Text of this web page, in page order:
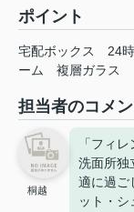
ポイント
宅配ボックス 24
ーム
複層ガラス
担当者のコメン
桐越
「フィ
洗面所独
適に過ご
ット・